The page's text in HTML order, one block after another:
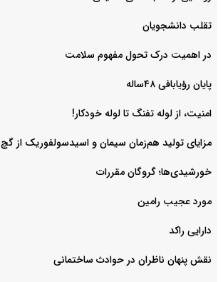
‌تقلب دانشجویان
در اهمیت درک تحول مفهوم سلامت
پایان رؤیابافی ۴۸ساله
امنیت، از لوله تفنگ تا ‌لوله خودکار!
مزایای تولید هم‌زمان سیمان و اسیدسولفوریک از گچ
خورشیدی‌ها؛ گروگان مقررات
مورد عجیب رامین
دارایی راکد
نقش پنهان ناظران در حوادث ساختمانی